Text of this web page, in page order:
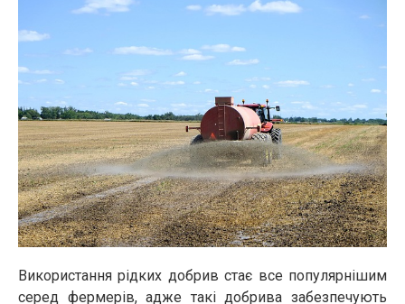
Використання рідких добрив стає все популярнішим
серед фермерів, адже такі добрива забезпечують